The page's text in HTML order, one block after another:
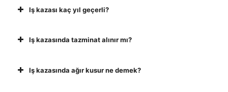
Iş kazası kaç yıl geçerli?
Iş kazasında tazminat alınır mı?
Iş kazasında ağır kusur ne demek?